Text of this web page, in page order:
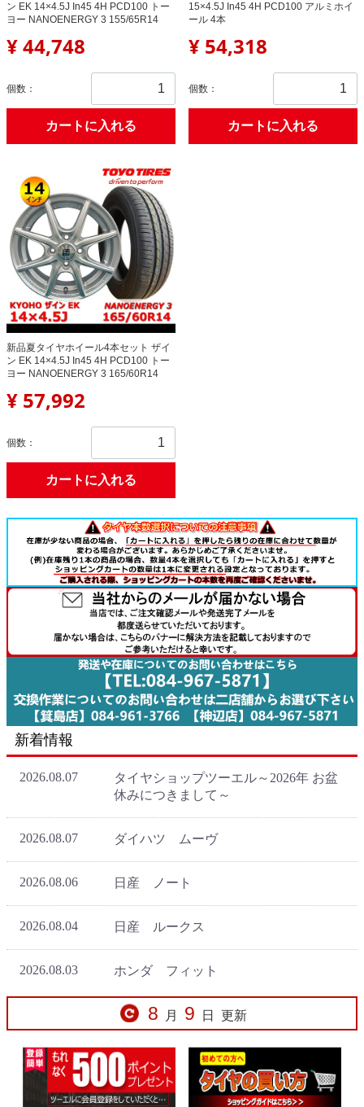
ン EK 14×4.5J In45 4H PCD100 トー
ヨー NANOENERGY 3 155/65R14
¥ 44,748
個数：
カートに入れる
15×4.5J In45 4H PCD100 アルミホイ
ール 4本
¥ 54,318
個数：
カートに入れる
新品夏タイヤホイール4本セット ザイ
ン EK 14×4.5J In45 4H PCD100 トー
ヨー NANOENERGY 3 165/60R14
¥ 57,992
個数：
カートに入れる
新着情報
8 月 9 日 更新